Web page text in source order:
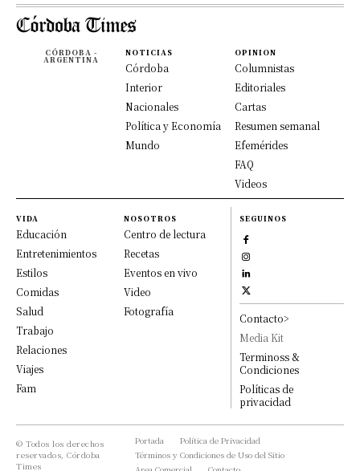
CÓRDOBA -
ARGENTINA
NOTICIAS
Córdoba
Interior
Nacionales
Política y Economía
Mundo
OPINION
Columnistas
Editoriales
Cartas
Resumen semanal
Efemérides
FAQ
Videos
VIDA
Educación
Entretenimientos
Estilos
Comidas
Salud
Trabajo
Relaciones
Viajes
Fam
NOSOTROS
Centro de lectura
Recetas
Eventos en vivo
Video
Fotografía
SEGUINOS
Contacto>
Media Kit
Terminoss &
Condiciones
Políticas de
privacidad
© Todos los derechos
reservados, Córdoba
Times
Portada
Política de Privacidad
Términos y Condiciones de Uso del Sitio